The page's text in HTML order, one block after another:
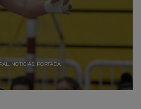
, NOTICIAS,PORTADA